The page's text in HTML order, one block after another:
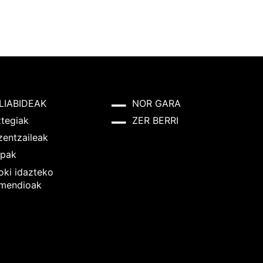
idazteko
NOR GARA
ZER BERRI